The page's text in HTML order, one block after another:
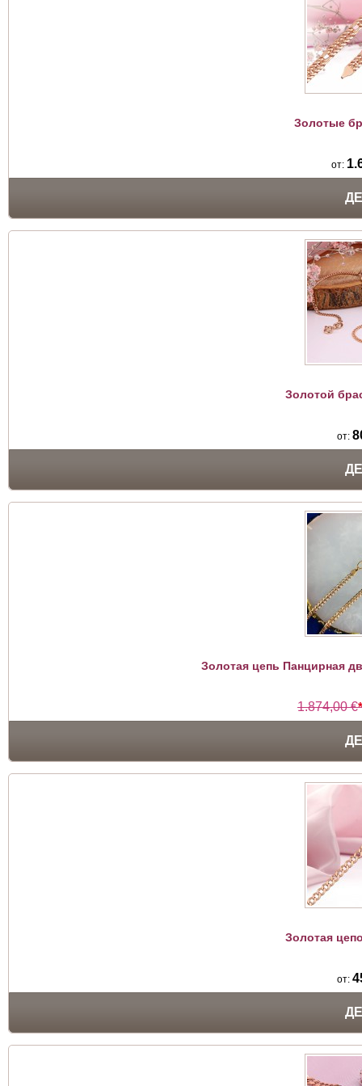
Золотые
от:
Золотой
от:
Золотая цепь Панцирная
1.874,00 €*
Золотая
от: